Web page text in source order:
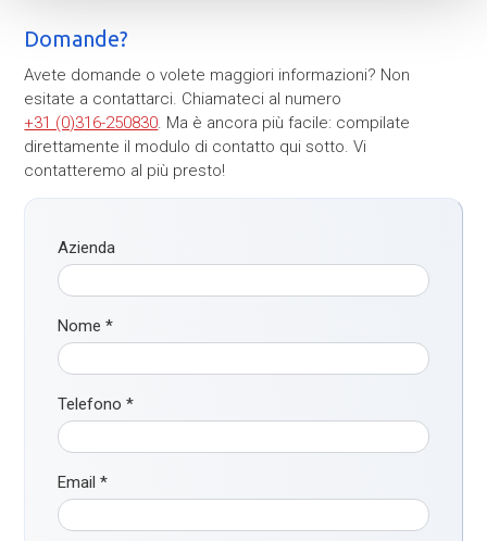
Domande?
Avete domande o volete maggiori informazioni? Non
esitate a contattarci. Chiamateci al numero
+31 (0)316-250830. Ma è ancora più facile: compilate
direttamente il modulo di contatto qui sotto. Vi
contatteremo al più presto!
Azienda
Nome*
Telefono*
Email*